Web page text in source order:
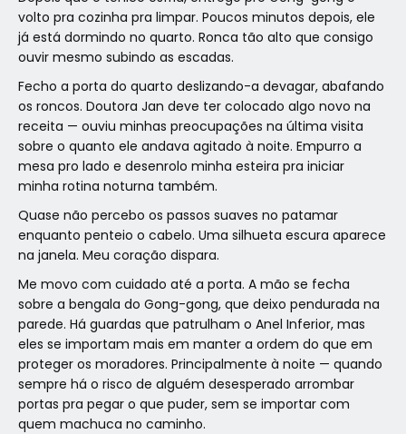
volto pra cozinha pra limpar. Poucos minutos depois, ele
já está dormindo no quarto. Ronca tão alto que consigo
ouvir mesmo subindo as escadas.
Fecho a porta do quarto deslizando-a devagar, abafando
os roncos. Doutora Jan deve ter colocado algo novo na
receita — ouviu minhas preocupações na última visita
sobre o quanto ele andava agitado à noite. Empurro a
mesa pro lado e desenrolo minha esteira pra iniciar
minha rotina noturna também.
Quase não percebo os passos suaves no patamar
enquanto penteio o cabelo. Uma silhueta escura aparece
na janela. Meu coração dispara.
Me movo com cuidado até a porta. A mão se fecha
sobre a bengala do Gong-gong, que deixo pendurada na
parede. Há guardas que patrulham o Anel Inferior, mas
eles se importam mais em manter a ordem do que em
proteger os moradores. Principalmente à noite — quando
sempre há o risco de alguém desesperado arrombar
portas pra pegar o que puder, sem se importar com
quem machuca no caminho.